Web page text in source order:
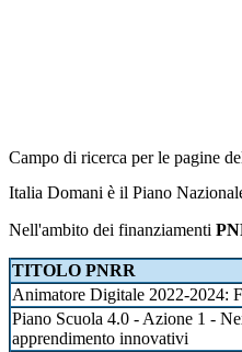
Campo di ricerca per le pagine
Italia Domani è il Piano
Nell'ambito dei finanziamenti
TITOLO PNRR
Animatore Digitale 2022-2024:
Piano Scuola 4.0 - Azione 1 -
apprendimento innovativi